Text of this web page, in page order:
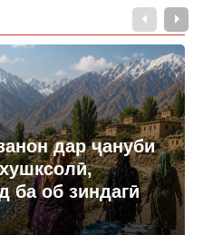
дар ҷануби
ба об зиндагӣ